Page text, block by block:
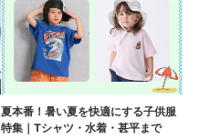
夏本番！暑い夏を快適にする子供服
特集｜Tシャツ・水着・甚平まで